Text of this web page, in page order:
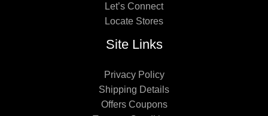
Let’s Connect
Locate Stores
Site Links
Privacy Policy
Shipping Details
Offers Coupons